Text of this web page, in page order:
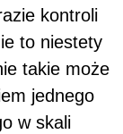
kontroli
to niestety
takie może
jednego
w skali